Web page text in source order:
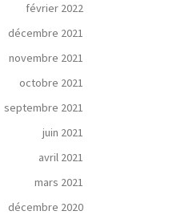
février 2022
décembre 2021
novembre 2021
octobre 2021
septembre 2021
juin 2021
avril 2021
mars 2021
décembre 2020